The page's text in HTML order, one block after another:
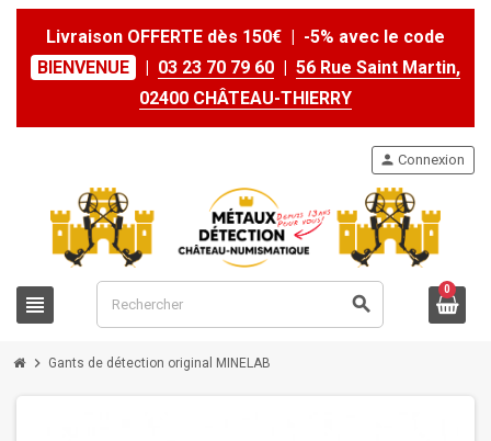
Livraison OFFERTE dès 150€ | -5% avec le code
BIENVENUE
| 03 23 70 79 60 | 56 Rue Saint Martin,
02400 CHÂTEAU-THIERRY
view_headline search
person Connexion
0
chevron_right Gants de détection original MINELAB